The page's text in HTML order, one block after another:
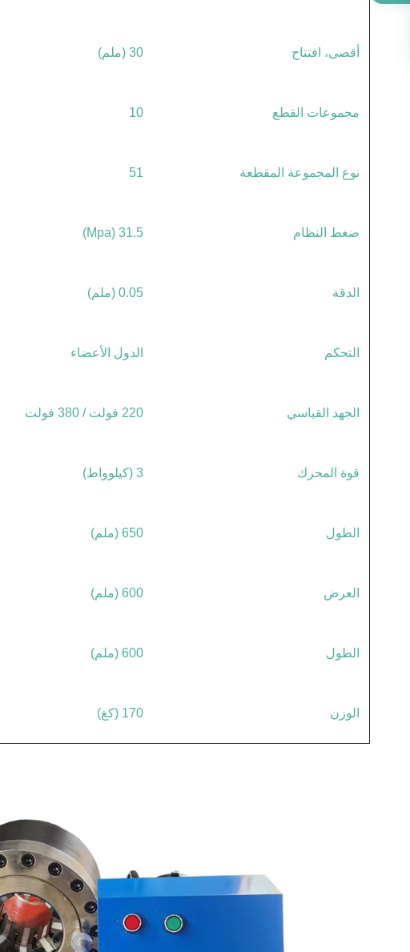
أقصى، افتتاح 30 (ملم)
مجموعات القطع 10
نوع المجموعة المقطعة 51
ضغط النظام 31.5 (Mpa)
الدقة 0.05 (ملم)
التحكم الدول الأعضاء
الجهد القياسي 220 فولت / 380 فولت
قوة المحرك 3 (كيلوواط)
الطول 650 (ملم)
العرض 600 (ملم)
الطول 600 (ملم)
الوزن 170 (كغ)